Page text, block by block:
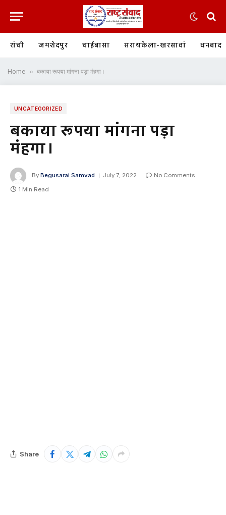
रांची जमशेदपुर चाईबासा सरायकेला-खरसावां धनबाद
Home » बकाया रूपया मांगना पड़ा मंहगा।
UNCATEGORIZED
बकाया रूपया मांगना पड़ा
मंहगा।
By Begusarai Samvad July 7, 2022
No Comments
1 Min Read
Share